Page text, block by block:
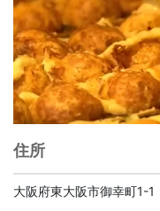
住所
大阪府東大阪市御幸町1-1